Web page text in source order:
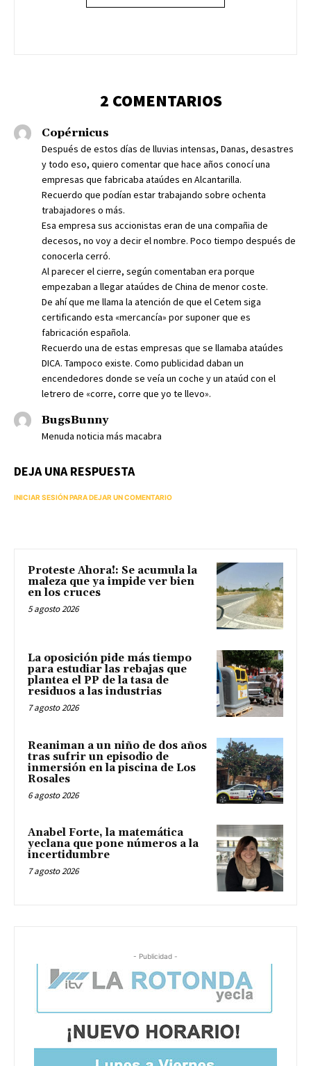
2 COMENTARIOS
Copérnicus
Después de estos días de lluvias intensas, Danas, desastres
y todo eso, quiero comentar que hace años conocí una
empresas que fabricaba ataúdes en Alcantarilla.
Recuerdo que podían estar trabajando sobre ochenta
trabajadores o más.
Esa empresa sus accionistas eran de una compañia de
decesos, no voy a decir el nombre. Poco tiempo después de
conocerla cerró.
Al parecer el cierre, según comentaban era porque
empezaban a llegar ataúdes de China de menor coste.
De ahí que me llama la atención de que el Cetem siga
certificando esta «mercancía» por suponer que es
fabricación española.
Recuerdo una de estas empresas que se llamaba ataúdes
DICA. Tampoco existe. Como publicidad daban un
encendedores donde se veía un coche y un ataúd con el
letrero de «corre, corre que yo te llevo».
BugsBunny
Menuda noticia más macabra
DEJA UNA RESPUESTA
INICIAR SESIÓN PARA DEJAR UN COMENTARIO
Proteste Ahora!: Se acumula la
maleza que ya impide ver bien
en los cruces
5 agosto 2026
La oposición pide más tiempo
para estudiar las rebajas que
plantea el PP de la tasa de
residuos a las industrias
7 agosto 2026
Reaniman a un niño de dos años
tras sufrir un episodio de
inmersión en la piscina de Los
Rosales
6 agosto 2026
Anabel Forte, la matemática
yeclana que pone números a la
incertidumbre
7 agosto 2026
- Publicidad -